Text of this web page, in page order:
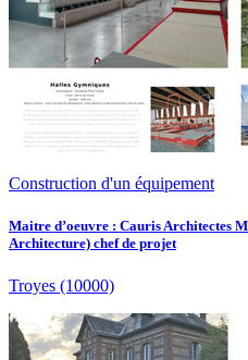
Construction d'un équipement
Maitre d’oeuvre : Cauris Architectes
Architecture) chef de projet
Troyes (10000)